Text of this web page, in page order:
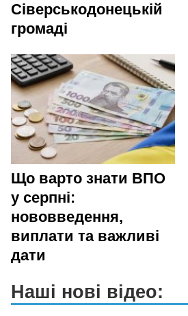
Сіверськодонецькій
громаді
Що варто знати ВПО
у серпні:
нововведення,
виплати та важливі
дати
Наші нові відео: